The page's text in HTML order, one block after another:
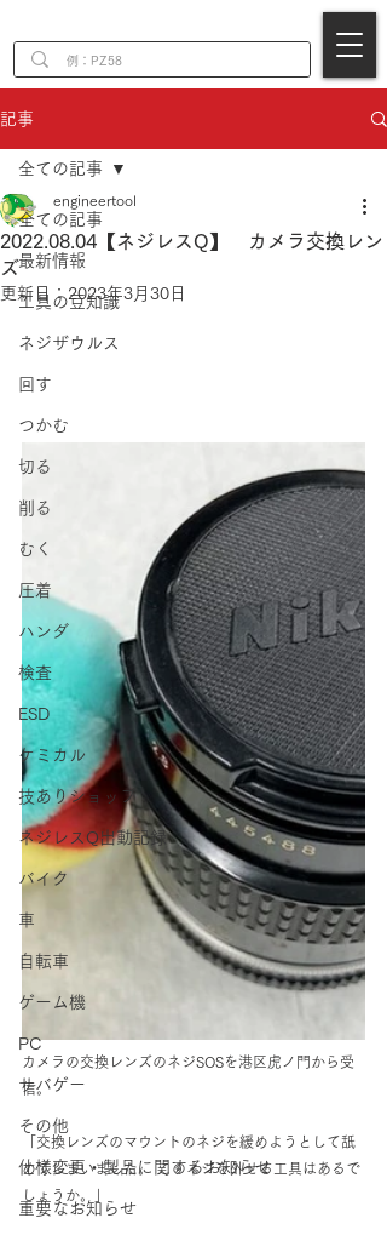
記事
全ての記事
最新情報
工具の豆知識
ネジザウルス
回す
つかむ
切る
削る
むく
圧着
ハンダ
検査
ESD
ケミカル
技ありショップ
ネジレスQ出動記録
バイク
車
自転車
ゲーム機
PC
サバゲー
その他
仕様変更・製品に関するお知らせ
重要なお知らせ
全ての記事
2022.08.04【ネジレスQ】 カメラ交換レン
ズ
engineertool
更新日： 2023年3月30日
カメラの交換レンズのネジSOSを港区虎ノ門から受
信。
「交換レンズのマウントのネジを緩めようとして舐
めてしまいました。 このネジを外せる工具はあるで
しょうか。」